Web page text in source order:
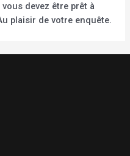
devez être prêt à
plaisir de votre enquête.